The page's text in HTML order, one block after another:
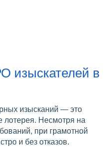
изыскателей в
изысканий — это
лотерея. Несмотря на
при грамотной
и без отказов.